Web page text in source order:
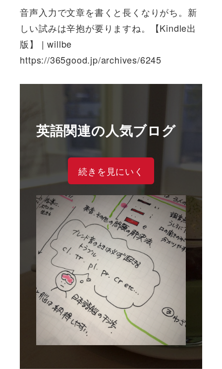
音声入力で文章を書くと長くなりがち。新
しい試みは辛抱が要りますね。【Kindle出
版】 | willbe
https://365good.jp/archives/6245
英語関連の人気ブログ
続きを見にいく